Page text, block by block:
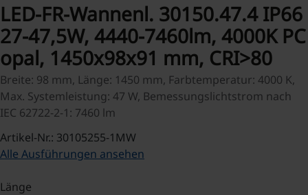
LED-FR-Wannenl. 30150.47.4 IP66
27-47,5W, 4440-7460lm, 4000K PC
opal, 1450x98x91 mm, CRI>80
Breite: 98 mm, Länge: 1450 mm, Farbtemperatur: 4000 K,
Max. Systemleistung: 47 W, Bemessungslichtstrom nach
IEC 62722-2-1: 7460 lm
Artikel-Nr.: 30105255-1MW
Alle Ausführungen ansehen
Länge